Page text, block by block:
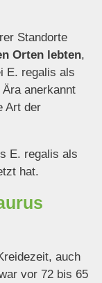
Standorte
Orten lebten,
E. regalis als
anerkannt
Art der
E. regalis als
hat.
auch
vor 72 bis 65